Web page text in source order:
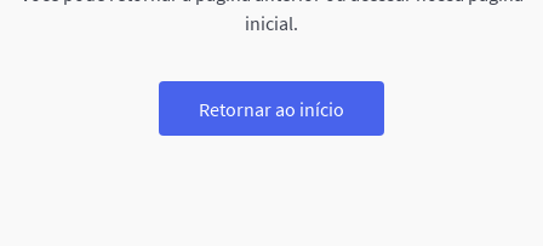
inicial.
Retornar ao início